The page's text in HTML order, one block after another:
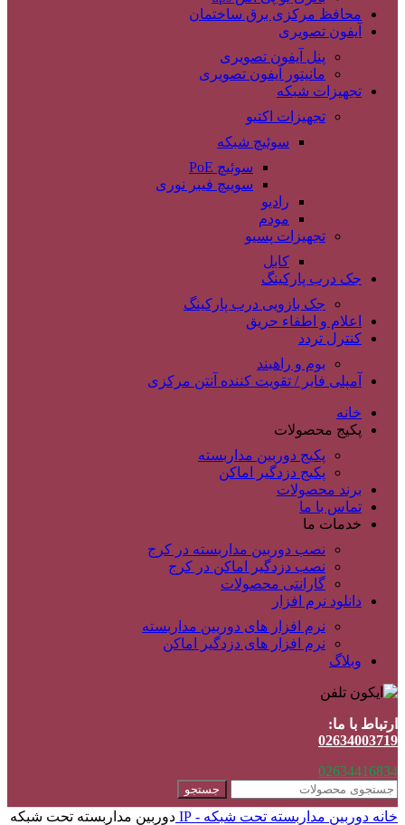
محافظ مرکزی برق ساختمان
آیفون تصویری
پنل آیفون تصویری
مانیتور آیفون تصویری
تجهیزات شبکه
تجهیزات اکتیو
سوئیچ شبکه
سوئیچ PoE
سوییچ فیبر نوری
رادیو
مودم
تجهیزات پسیو
کابل
جک درب پارکینگ
جک بازویی درب پارکینگ
اعلام و اطفاء حریق
کنترل تردد
بوم و راهبند
آمپلی فایر / تقویت کننده آنتن مرکزی
خانه
پکیج محصولات
پکیج دوربین مداربسته
پکیج دزدگیر اماکن
برند محصولات
تماس با ما
خدمات ما
نصب دوربین مداربسته در کرج
نصب دزدگیر اماکن در کرج
گارانتی محصولات
دانلود نرم افزار
نرم افزار های دوربین مداربسته
نرم افزار های دزدگیر اماکن
وبلاگ
ارتباط با ما:
02634003719
02634416834
جستجو
خانه دوربین مداربسته تحت شبکه - IP
دوربین مداربسته تحت شبکه